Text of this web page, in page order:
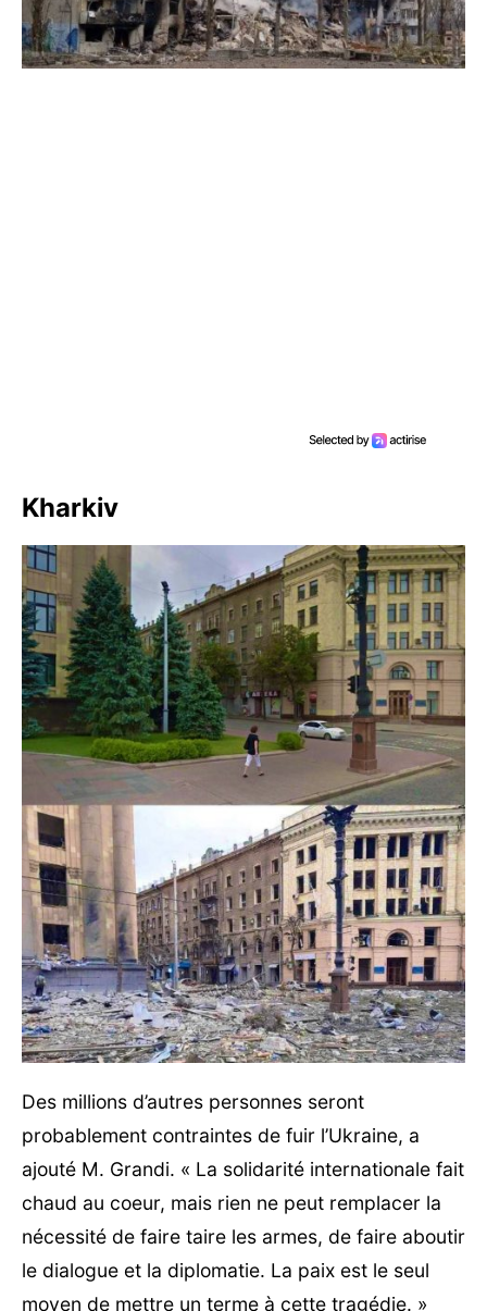
Kharkiv
Des millions d’autres personnes seront
probablement contraintes de fuir l’Ukraine, a
ajouté M. Grandi. « La solidarité internationale fait
chaud au coeur, mais rien ne peut remplacer la
nécessité de faire taire les armes, de faire aboutir
le dialogue et la diplomatie. La paix est le seul
moyen de mettre un terme à cette tragédie. »